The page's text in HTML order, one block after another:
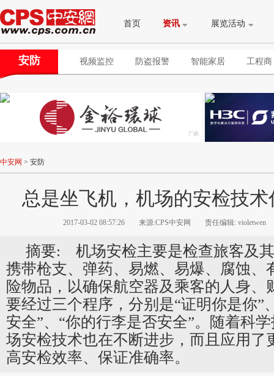
首页 资讯 展览活动
安防 视频监控 防盗报警 智能家居 工程商
中安网 > 安防
总是坐飞机，机场的安检技术
2017-03-02 08:57:26 来源:CPS中安网 责任编辑: violetwen
摘要: 机场安检主要是检查旅客及
携带枪支、弹药、易燃、易爆、腐蚀、
险物品，以确保航空器及乘客的人身、
要经过三个程序，分别是“证明你是你”
安全”、“你的行李是否安全”。随着科
场安检技术也在不断进步，而且应用了
高安检效率、保证准确率。